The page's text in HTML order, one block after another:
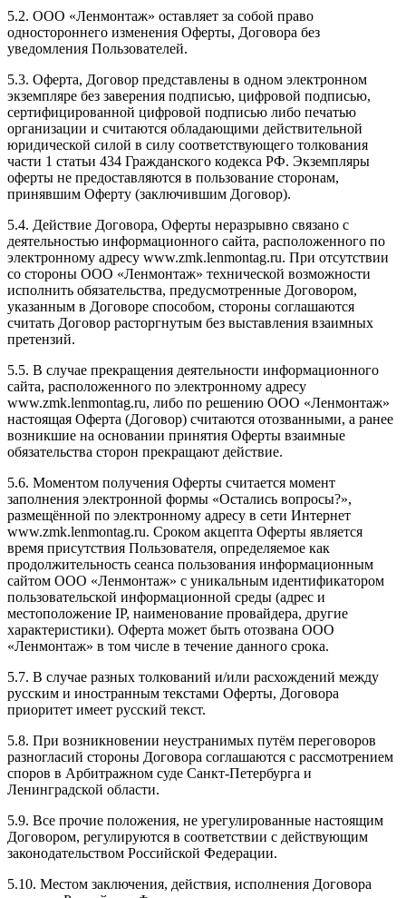
5.2. ООО «Ленмонтаж» оставляет за собой право
одностороннего изменения Оферты, Договора без
уведомления Пользователей.
5.3. Оферта, Договор представлены в одном электронном
экземпляре без заверения подписью, цифровой подписью,
сертифицированной цифровой подписью либо печатью
организации и считаются обладающими действительной
юридической силой в силу соответствующего толкования
части 1 статьи 434 Гражданского кодекса РФ. Экземпляры
оферты не предоставляются в пользование сторонам,
принявшим Оферту (заключившим Договор).
5.4. Действие Договора, Оферты неразрывно связано с
деятельностью информационного сайта, расположенного по
электронному адресу www.zmk.lenmontag.ru. При отсутствии
со стороны ООО «Ленмонтаж» технической возможности
исполнить обязательства, предусмотренные Договором,
указанным в Договоре способом, стороны соглашаются
считать Договор расторгнутым без выставления взаимных
претензий.
5.5. В случае прекращения деятельности информационного
сайта, расположенного по электронному адресу
www.zmk.lenmontag.ru, либо по решению ООО «Ленмонтаж»
настоящая Оферта (Договор) считаются отозванными, а ранее
возникшие на основании принятия Оферты взаимные
обязательства сторон прекращают действие.
5.6. Моментом получения Оферты считается момент
заполнения электронной формы «Остались вопросы?»,
размещённой по электронному адресу в сети Интернет
www.zmk.lenmontag.ru. Сроком акцепта Оферты является
время присутствия Пользователя, определяемое как
продолжительность сеанса пользования информационным
сайтом ООО «Ленмонтаж» с уникальным идентификатором
пользовательской информационной среды (адрес и
местоположение IP, наименование провайдера, другие
характеристики). Оферта может быть отозвана ООО
«Ленмонтаж» в том числе в течение данного срока.
5.7. В случае разных толкований и/или расхождений между
русским и иностранным текстами Оферты, Договора
приоритет имеет русский текст.
5.8. При возникновении неустранимых путём переговоров
разногласий стороны Договора соглашаются с рассмотрением
споров в Арбитражном суде Санкт-Петербурга и
Ленинградской области.
5.9. Все прочие положения, не урегулированные настоящим
Договором, регулируются в соответствии с действующим
законодательством Российской Федерации.
5.10. Местом заключения, действия, исполнения Договора